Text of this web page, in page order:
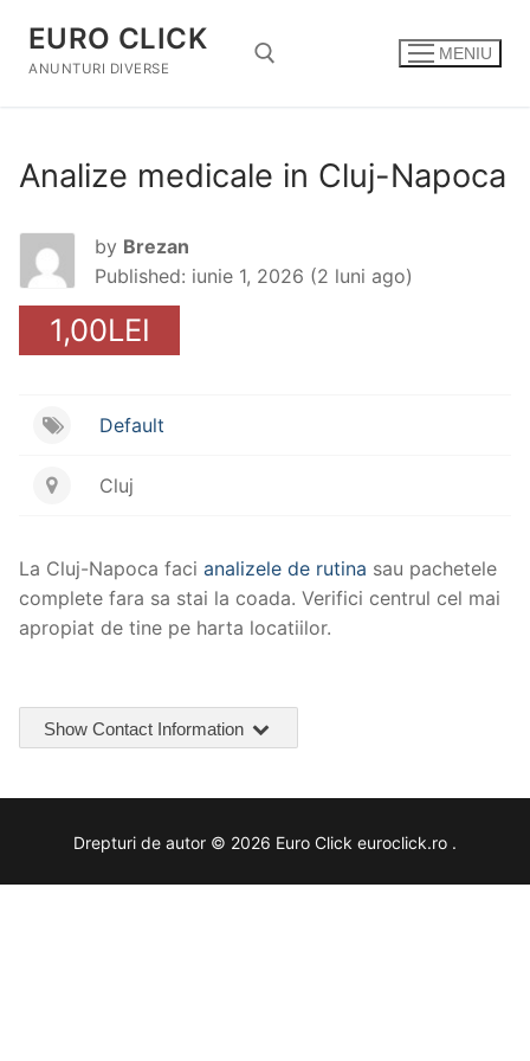
conținut
EURO CLICK
ANUNTURI DIVERSE
MENIU
Analize medicale in Cluj-Napoca
by Brezan
Published: iunie 1, 2026 (2 luni ago)
1,00LEI
Default
Cluj
La Cluj-Napoca faci analizele de rutina sau pachetele
complete fara sa stai la coada. Verifici centrul cel mai
apropiat de tine pe harta locatiilor.
Show Contact Information
Drepturi de autor © 2026 Euro Click euroclick.ro .